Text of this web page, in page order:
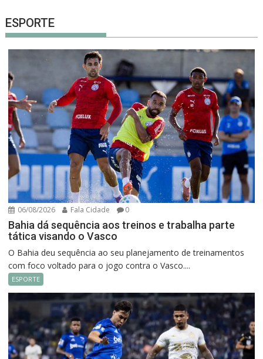
ESPORTE
06/08/2026 Fala Cidade 0
Bahia dá sequência aos treinos e trabalha parte
tática visando o Vasco
O Bahia deu sequência ao seu planejamento de treinamentos
com foco voltado para o jogo contra o Vasco....
ESPORTE